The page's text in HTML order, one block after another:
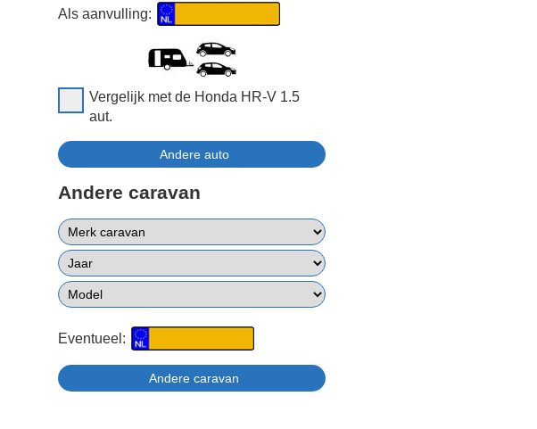
Als aanvulling:
Vergelijk met de Honda HR-V 1.5
aut.
Andere caravan
Eventueel: